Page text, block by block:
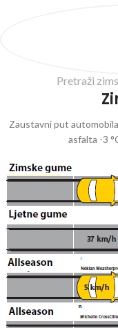
Pretraži
Zaustavni put
asfalta -3